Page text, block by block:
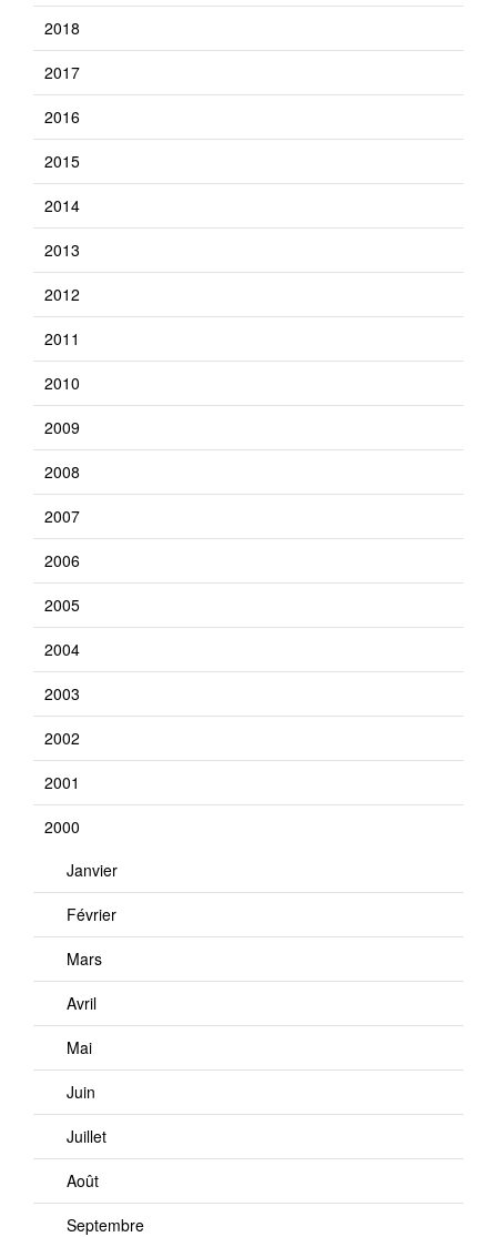
2018
2017
2016
2015
2014
2013
2012
2011
2010
2009
2008
2007
2006
2005
2004
2003
2002
2001
2000
Janvier
Février
Mars
Avril
Mai
Juin
Juillet
Août
Septembre